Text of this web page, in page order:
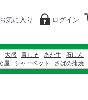
お気に入り ログイン
大盛 青しそ あか牛 石けん
屋 シャーベット さばの蒲焼